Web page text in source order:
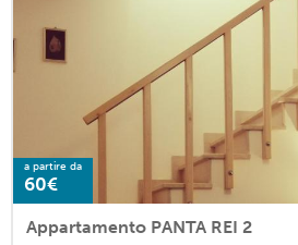
a partire da
60€
Appartamento PANTA REI 2